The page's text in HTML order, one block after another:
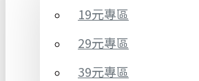
19元專區
29元專區
39元專區